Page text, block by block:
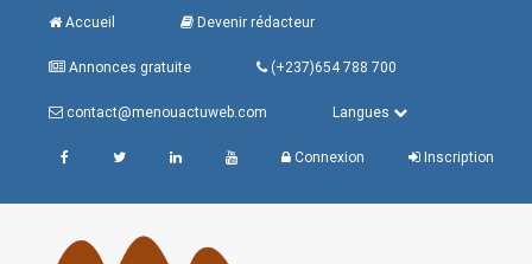
Accueil Devenir rédacteur
Annonces gratuite (+237)654 788 700
contact@menouactuweb.com Langues
Connexion Inscription